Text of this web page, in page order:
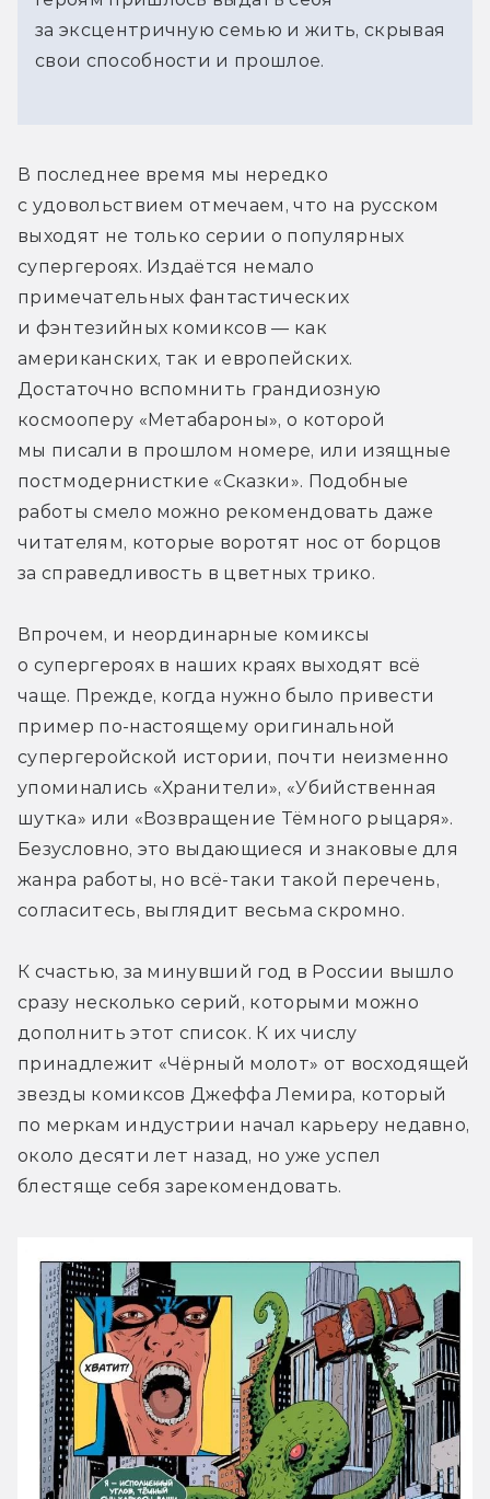
за эксцентричную семью и жить, скрывая
свои способности и прошлое.
В последнее время мы нередко
с удовольствием отмечаем, что на русском
выходят не только серии о популярных
супергероях. Издаётся немало
примечательных фантастических
и фэнтезийных комиксов — как
американских, так и европейских.
Достаточно вспомнить грандиозную
космооперу «Метабароны», о которой
мы писали в прошлом номере, или изящные
постмодернисткие «Сказки». Подобные
работы смело можно рекомендовать даже
читателям, которые воротят нос от борцов
за справедливость в цветных трико.
Впрочем, и неординарные комиксы
о супергероях в наших краях выходят всё
чаще. Прежде, когда нужно было привести
пример по-настоящему оригинальной
супергеройской истории, почти неизменно
упоминались «Хранители», «Убийственная
шутка» или «Возвращение Тёмного рыцаря».
Безусловно, это выдающиеся и знаковые для
жанра работы, но всё-таки такой перечень,
согласитесь, выглядит весьма скромно.
К счастью, за минувший год в России вышло
сразу несколько серий, которыми можно
дополнить этот список. К их числу
принадлежит «Чёрный молот» от восходящей
звезды комиксов Джеффа Лемира, который
по меркам индустрии начал карьеру недавно,
около десяти лет назад, но уже успел
блестяще себя зарекомендовать.